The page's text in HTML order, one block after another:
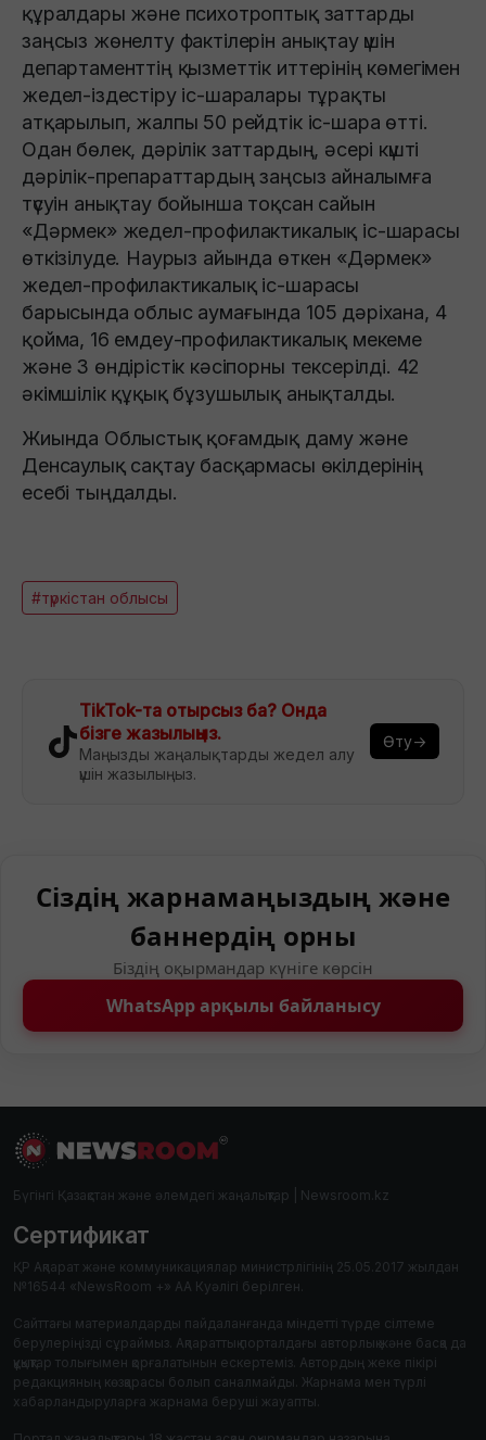
құралдары және психотроптық заттарды
заңсыз жөнелту фактілерін анықтау үшін
департаменттің қызметтік иттерінің көмегімен
жедел-іздестіру іс-шаралары тұрақты
атқарылып, жалпы 50 рейдтік іс-шара өтті.
Одан бөлек, дәрілік заттардың, әсері күшті
дәрілік-препараттардың заңсыз айналымға
түсуін анықтау бойынша тоқсан сайын
«Дәрмек» жедел-профилактикалық іс-шарасы
өткізілуде. Наурыз айында өткен «Дәрмек»
жедел-профилактикалық іс-шарасы
барысында облыс аумағында 105 дәріхана, 4
қойма, 16 емдеу-профилактикалық мекеме
және 3 өндірістік кәсіпорны тексерілді. 42
әкімшілік құқық бұзушылық анықталды.
Жиында Облыстық қоғамдық даму және
Денсаулық сақтау басқармасы өкілдерінің
есебі тыңдалды.
#түркістан облысы
TikTok-та отырсыз ба? Онда
бізге жазылыңыз.
Маңызды жаңалықтарды жедел алу
үшін жазылыңыз.
Өту→
Сіздің жарнамаңыздың және
баннердің орны
Біздің оқырмандар күніге көрсін
WhatsApp арқылы байланысу
Бүгінгі Қазақстан және әлемдегі жаңалықтар | Newsroom.kz
Сертификат
ҚР Ақпарат және коммуникациялар министрлігінің 25.05.2017 жылдан
№16544 «NewsRoom +» АА Куәлігі берілген.
Сайттағы материалдарды пайдаланғанда міндетті түрде сілтеме
берулеріңізді сұраймыз. Ақпараттық порталдағы авторлық және басқа да
құқықтар толығымен қорғалатынын ескертеміз. Автордың жеке пікірі
редакцияның көзқарасы болып саналмайды. Жарнама мен түрлі
хабарландыруларға жарнама беруші жауапты.